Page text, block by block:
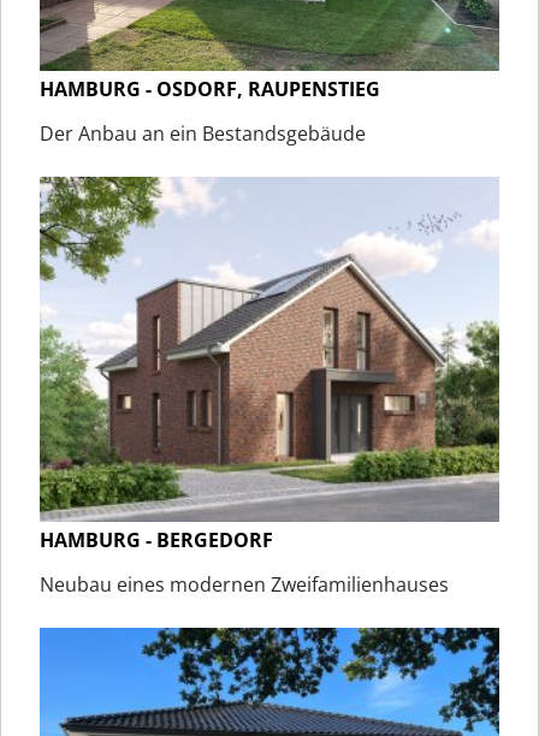
HAMBURG - OSDORF, RAUPENSTIEG
Der Anbau an ein Bestandsgebäude
HAMBURG - BERGEDORF
Neubau eines modernen Zweifamilienhauses